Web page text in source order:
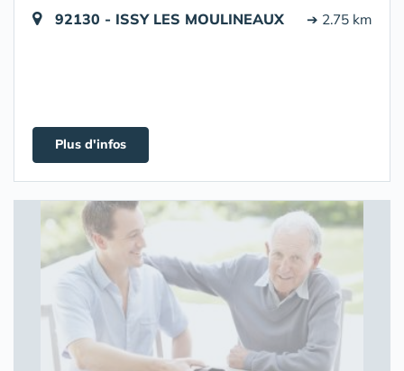
92130 - ISSY LES MOULINEAUX ➔ 2.75 km
Plus d'infos